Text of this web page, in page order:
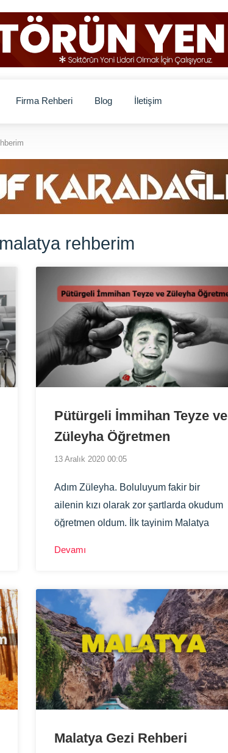
Firma Rehberi Blog İletişim
rehberim
Pütürgeli İmmihan Teyze ve
Züleyha Öğretmen
13 Aralık 2020 00:05
Adım Züleyha. Boluluyum fakir bir
ailenin kızı olarak zor şartlarda okudum
öğretmen oldum. İlk tayinim Malatya
alaka ve şefkatle bağırlarına bastılar.
Devamı
Malatya Gezi Rehberi